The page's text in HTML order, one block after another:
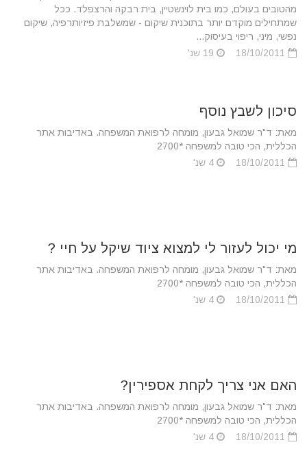
מהטובים בעולם, כמו בית לוינשטיין, בית רבקה והרצפלד. ככל
שמתחילים מוקדם יותר בתוכנית שיקום - שמשלבת פיזיותרפיה, שיקום
נפשי, מיני, ריפוי בעיסוק...
סיכון לשבץ נוסף
מאת: ד"ר שמואל גבעון, מומחה לרפואת המשפחה. באדיבות אתר
הכללית, הכי טובה למשפחה *2700
מי יכול לעזור לי למצוא ציוד שיקל על חיי ?
מאת: ד"ר שמואל גבעון, מומחה לרפואת המשפחה. באדיבות אתר
הכללית, הכי טובה למשפחה *2700
האם אני צריך לקחת אספירין?
מאת: ד"ר שמואל גבעון, מומחה לרפואת המשפחה. באדיבות אתר
הכללית, הכי טובה למשפחה *2700